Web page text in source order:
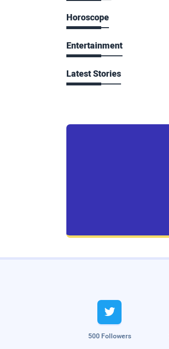
Horoscope
Entertainment
Latest Stories
A visitor from
The 8 Best Weight Loss Exercises You…
1 hr 7 mins ago
ஆன்லைன் ஜாப்பில் உள்ள மோசடிகள்,…
hrs 15 mins ago

500 Followers